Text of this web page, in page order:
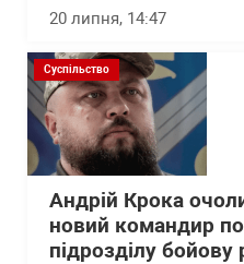
20 липня, 14:47
Суспільство
Андрій Крока
новий командир
підрозділу бойову